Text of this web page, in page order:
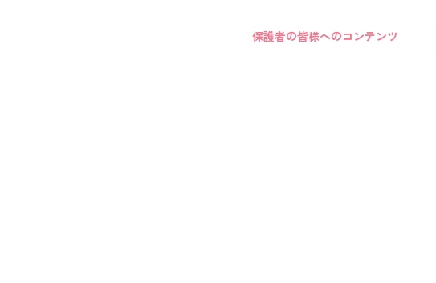
保護者の皆様へのコンテンツ